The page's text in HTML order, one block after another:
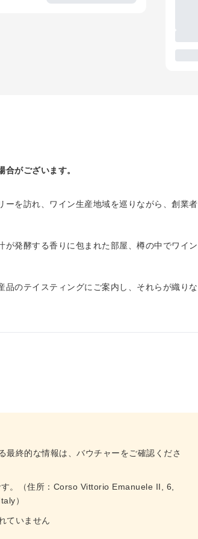
がございます。
を訪れ、ワイン生産地域を巡りながら、創業者
発酵する香りに包まれた部屋、樽の中でワイン
のテイスティングにご案内し、それらが織りな
終的な情報は、バウチャーをご確認くださ
。（住所：Corso Vittorio Emanuele II, 6,
）
ていません